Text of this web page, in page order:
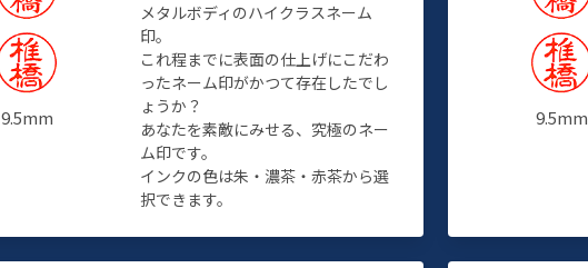
9.5mm
メタルボディのハイクラスネーム
印。
これ程までに表面の仕上げにこだわ
ったネーム印がかつて存在したでし
ょうか？
あなたを素敵にみせる、究極のネー
ム印です。
インクの色は朱・濃茶・赤茶から選
択できます。
9.5mm